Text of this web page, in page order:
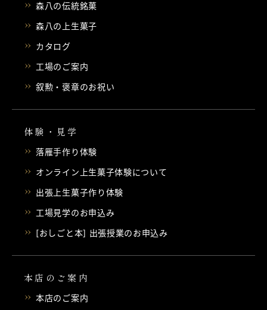
森八の伝統銘菓
森八の上生菓子
カタログ
工場のご案内
叙勲・褒章のお祝い
体験・見学
落雁手作り体験
オンライン上生菓子体験について
出張上生菓子作り体験
工場見学のお申込み
[おしごと本] 出張授業のお申込み
本店のご案内
本店のご案内